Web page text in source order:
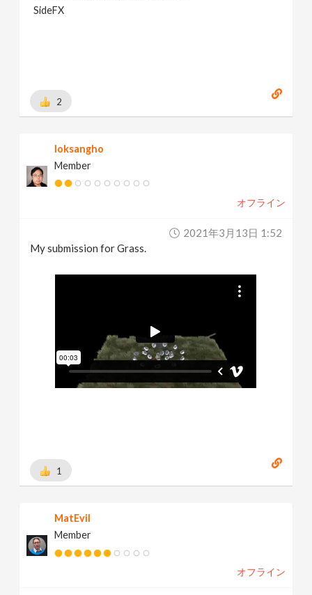
SideFX
2
loksangho
Member
オフライン
2021年3月13日 1:52
My submission for Grass.
1
MatEvil
Member
オフライン